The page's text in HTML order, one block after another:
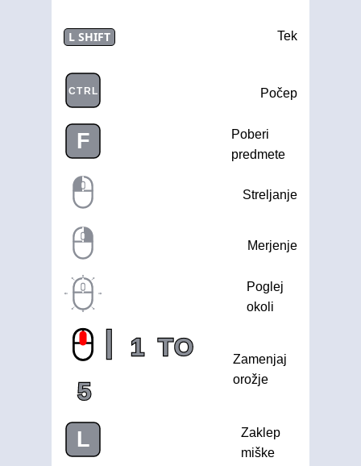
L SHIFT Tek
CTRL Počep
F
Poberi
predmete
Streljanje
Merjenje
Poglej
okoli
| 1 TO
5
Zamenjaj
orožje
L
Zaklep
miške